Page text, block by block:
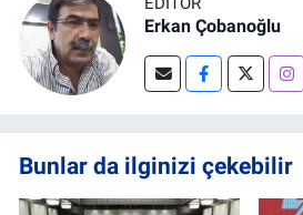
Erkan Çobanoğlu
Bunlar da ilginizi çekebilir